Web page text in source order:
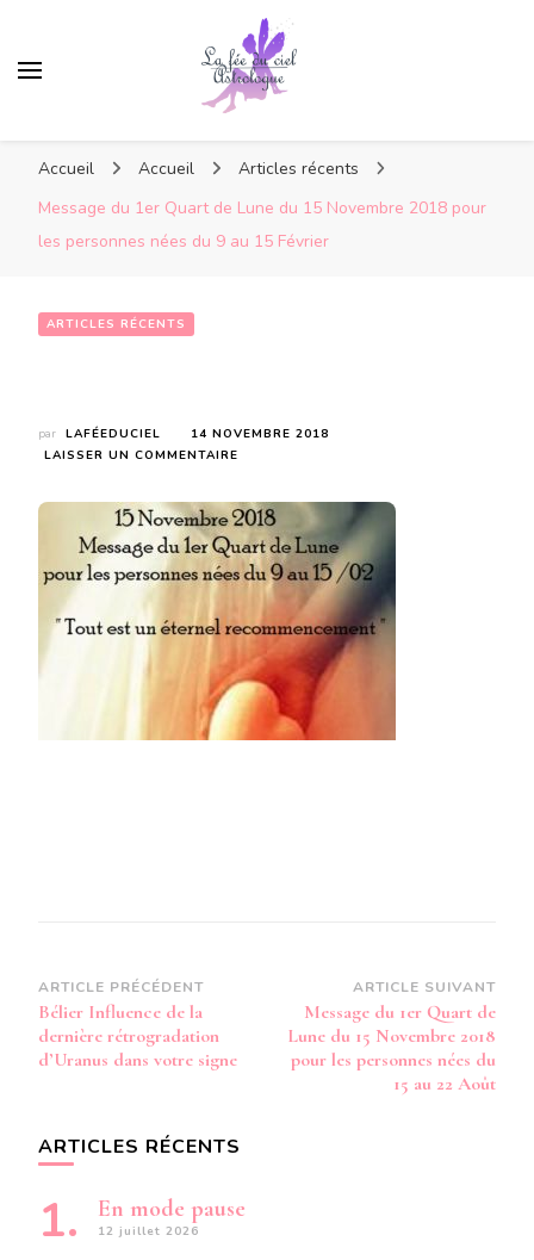
Accueil Accueil
Articles récents
Message du 1er Quart de Lune du 15 Novembre 2018 pour
les personnes nées du 9 au 15 Février
ARTICLES RÉCENTS
par LAFÉEDUCIEL
14 NOVEMBRE 2018
LAISSER UN COMMENTAIRE
1ER
QUART
DE
LUNE
15
NOVEMBRE
2018
POUR
LES
PERSONNES
Navigation
d’article
ARTICLE PRÉCÉDENT
Bélier Influence de la
dernière rétrogradation
d’Uranus dans votre signe
ARTICLE SUIVANT
Message du 1er Quart de
Lune du 15 Novembre 2018
pour les personnes nées du
15 au 22 Août
ARTICLES RÉCENTS
En mode pause
12 juillet 2026